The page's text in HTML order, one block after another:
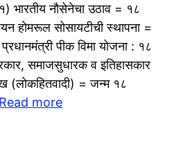
भारतीय नौसेनेचा उठाव = १८
होमरूल सोसायटीची स्थापना =
पीक विमा योजना : १८
समाजसुधारक व इतिहासकार
(लोकहितवादी) = जन्म १८
Read more